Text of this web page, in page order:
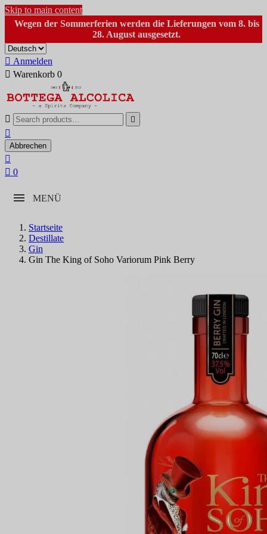
Skip to main content
Wegen der Sommerferien werden die Lieferungen vom 8. bis
28. August ausgesetzt.
 Anmelden
 Warenkorb 0
 

Abbrechen

 0
MENÜ
Startseite
Destillate
Gin
Gin The King of Soho Variorum Pink Berry